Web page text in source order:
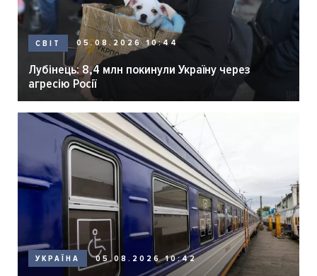
СВІТ 05.08.2026 10:44
Лубінець: 8,4 млн покинули Україну через
агресію Росії
УКРАЇНА 05.08.2026 10:42